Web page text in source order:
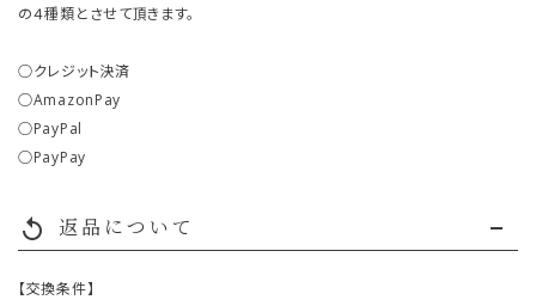
の４種類とさせて頂きます。
○クレジット決済
○AmazonPay
○PayPal
○PayPay
replay 返品について
【交換条件】